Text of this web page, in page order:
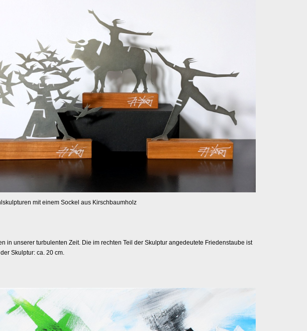
mit einem Sockel aus Kirschbaumholz
in unserer turbulenten Zeit. Die im rechten Teil der Skulptur angedeutete Friedenstaube ist
Skulptur: ca. 20 cm.